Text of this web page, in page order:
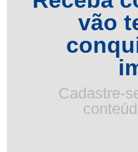
vão
Cadastre-